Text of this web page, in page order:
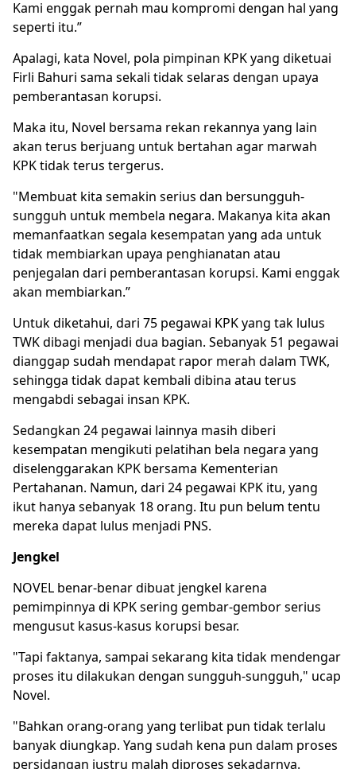
Kami enggak pernah mau kompromi dengan hal yang
seperti itu.”
Apalagi, kata Novel, pola pimpinan KPK yang diketuai
Firli Bahuri sama sekali tidak selaras dengan upaya
pemberantasan korupsi.
Maka itu, Novel bersama rekan rekannya yang lain
akan terus berjuang untuk bertahan agar marwah
KPK tidak terus tergerus.
"Membuat kita semakin serius dan bersungguh-
sungguh untuk membela negara. Makanya kita akan
memanfaatkan segala kesempatan yang ada untuk
tidak membiarkan upaya penghianatan atau
penjegalan dari pemberantasan korupsi. Kami enggak
akan membiarkan.”
Untuk diketahui, dari 75 pegawai KPK yang tak lulus
TWK dibagi menjadi dua bagian. Sebanyak 51 pegawai
dianggap sudah mendapat rapor merah dalam TWK,
sehingga tidak dapat kembali dibina atau terus
mengabdi sebagai insan KPK.
Sedangkan 24 pegawai lainnya masih diberi
kesempatan mengikuti pelatihan bela negara yang
diselenggarakan KPK bersama Kementerian
Pertahanan. Namun, dari 24 pegawai KPK itu, yang
ikut hanya sebanyak 18 orang. Itu pun belum tentu
mereka dapat lulus menjadi PNS.
Jengkel
NOVEL benar-benar dibuat jengkel karena
pemimpinnya di KPK sering gembar-gembor serius
mengusut kasus-kasus korupsi besar.
"Tapi faktanya, sampai sekarang kita tidak mendengar
proses itu dilakukan dengan sungguh-sungguh," ucap
Novel.
"Bahkan orang-orang yang terlibat pun tidak terlalu
banyak diungkap. Yang sudah kena pun dalam proses
persidangan justru malah diproses sekadarnya.